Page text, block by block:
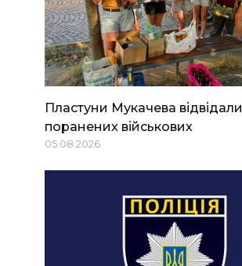
Пластуни Мукачева відвідали
поранених військових
05.08.2026